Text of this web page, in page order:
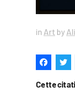
in Art by
Cette